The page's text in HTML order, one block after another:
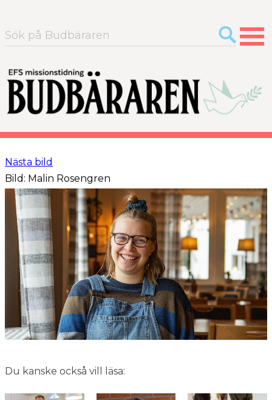
Sök
efter:
Nästa bild
Bild: Malin Rosengren
Du kanske också vill läsa: